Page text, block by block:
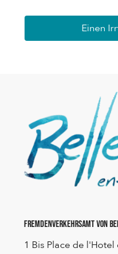
Einen
Fremdenverkehrsamt von
1 Bis Place de